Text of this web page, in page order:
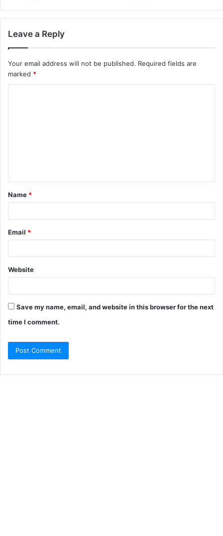
Leave a Reply
Your email address will not be published. Required fields are
marked *
t
*
Name *
Email *
Website
Save my name, email, and website in this browser for the next
time I comment.